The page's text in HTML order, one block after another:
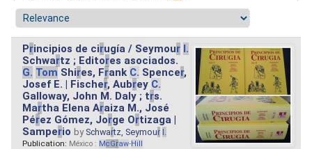
Principios de cirugía / Seymour I.
Schwartz ; Editores asociados.
G. Tom Shires, Frank C. Spencer,
Josef E. | Fischer, Aubrey C.
Galloway, John M. Daly ; trs.
Martha Elena Araiza M., José
Pérez Gómez, Jorge Ortizaga |
Samperio by Schwartz, Seymour I.
Publication: México : McGraw-Hill